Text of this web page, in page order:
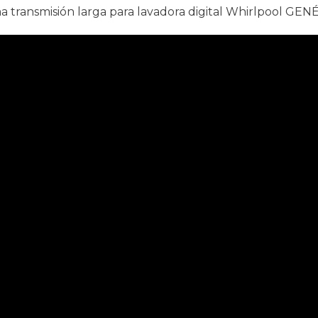
transmisión larga para lavadora digital Whirlpool